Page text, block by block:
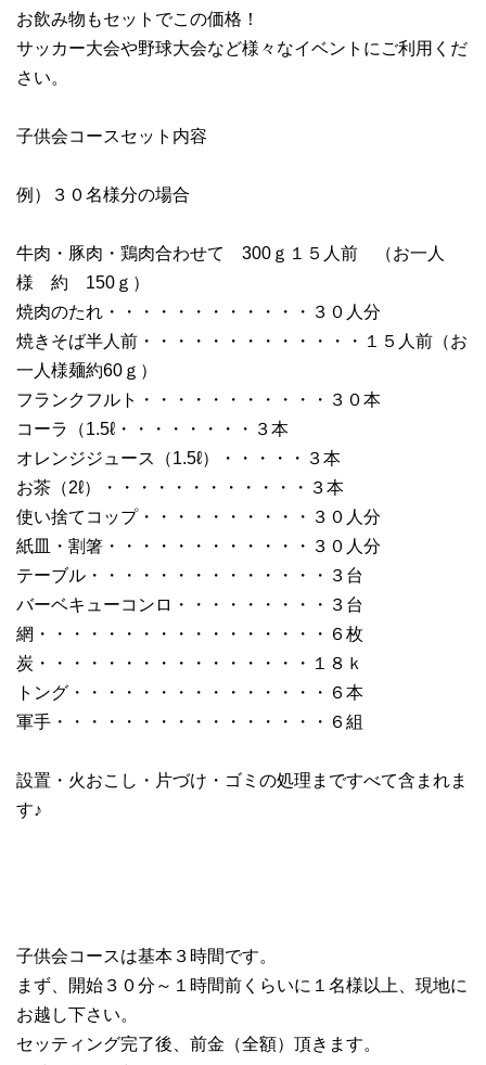
お飲み物もセットでこの価格！
サッカー大会や野球大会など様々なイベントにご利用くだ
さい。
子供会コースセット内容
例）３０名様分の場合
牛肉・豚肉・鶏肉合わせて 300ｇ１５人前 （お一人
様 約 150ｇ）
焼肉のたれ・・・・・・・・・・・・３０人分
焼きそば半人前・・・・・・・・・・・・・１５人前（お
一人様麺約60ｇ）
フランクフルト・・・・・・・・・・・３０本
コーラ（1.5ℓ・・・・・・・・３本
オレンジジュース（1.5ℓ）・・・・・３本
お茶（2ℓ）・・・・・・・・・・・・３本
使い捨てコップ・・・・・・・・・・３０人分
紙皿・割箸・・・・・・・・・・・・３０人分
テーブル・・・・・・・・・・・・・・３台
バーベキューコンロ・・・・・・・・・３台
網・・・・・・・・・・・・・・・・・６枚
炭・・・・・・・・・・・・・・・・１８ｋ
トング・・・・・・・・・・・・・・・６本
軍手・・・・・・・・・・・・・・・・６組
設置・火おこし・片づけ・ゴミの処理まですべて含まれま
す♪
子供会コースは基本３時間です。
まず、開始３０分～１時間前くらいに１名様以上、現地に
お越し下さい。
セッティング完了後、前金（全額）頂きます。